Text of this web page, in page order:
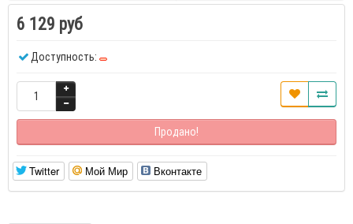
6 129 руб
Доступность:
Продано!
Twitter Мой Мир Вконтакте